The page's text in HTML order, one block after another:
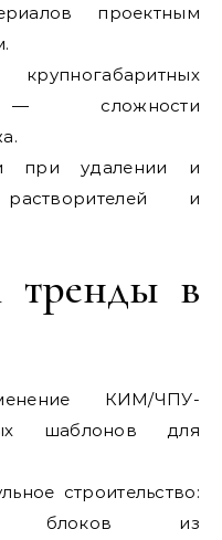
проектным
— сложности
при удалении и
и
тренды в
КИМ/ЧПУ-
шаблонов для
строительство:
блоков из